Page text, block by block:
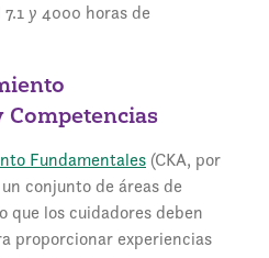
y 4000 horas de
Competencias
Fundamentales (CKA, por
conjunto de áreas de
que los cuidadores deben
proporcionar experiencias